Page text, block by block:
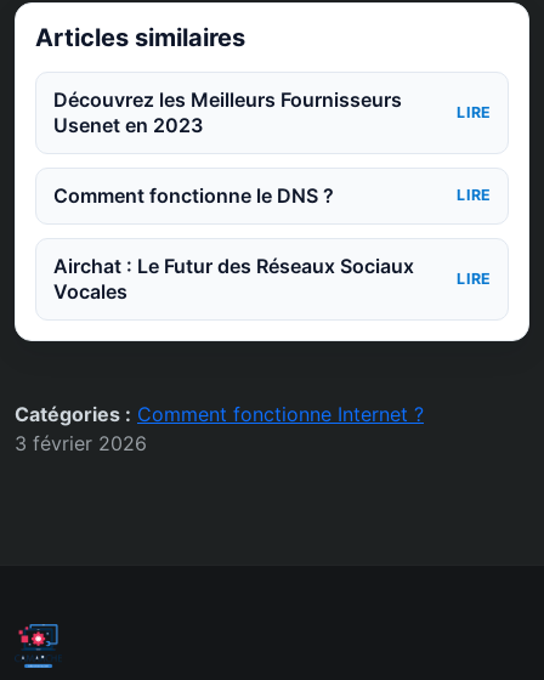
Articles similaires
Découvrez les Meilleurs Fournisseurs
Usenet en 2023
LIRE
Comment fonctionne le DNS ? LIRE
Airchat : Le Futur des Réseaux Sociaux
Vocales
LIRE
Catégories : Comment fonctionne Internet ?
3 février 2026